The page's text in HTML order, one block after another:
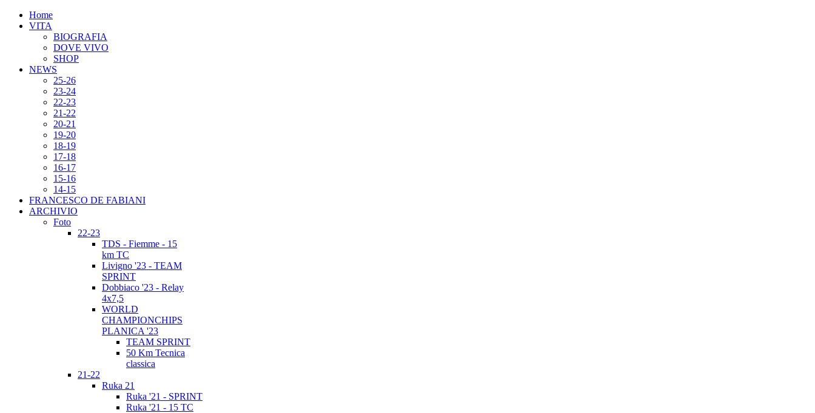
Home
VITA
BIOGRAFIA
DOVE VIVO
SHOP
NEWS
25-26
23-24
22-23
21-22
20-21
19-20
18-19
17-18
16-17
15-16
14-15
FRANCESCO DE FABIANI
ARCHIVIO
Foto
22-23
TDS - Fiemme - 15
km TC
Livigno '23 - TEAM
SPRINT
Dobbiaco '23 - Relay
4x7,5
WORLD
CHAMPIONCHIPS
PLANICA '23
TEAM SPRINT
50 Km Tecnica
classica
21-22
Ruka 21
Ruka '21 - SPRINT
Ruka '21 - 15 TC